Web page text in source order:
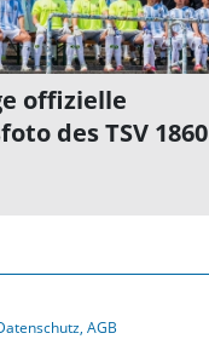
offizielle
des TSV 1860
AGB